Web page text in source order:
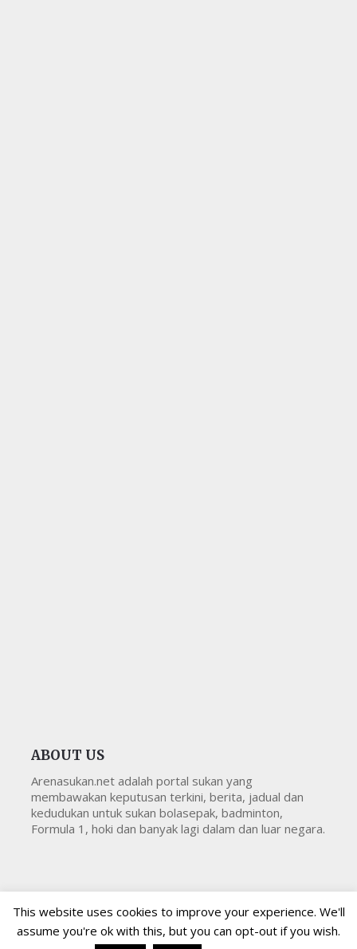
ABOUT US
Arenasukan.net adalah portal sukan yang
membawakan keputusan terkini, berita, jadual dan
kedudukan untuk sukan bolasepak, badminton,
Formula 1, hoki dan banyak lagi dalam dan luar negara.
Copyright © 2026ArenasukanAll Right ReservedArenasukan
This website uses cookies to improve your experience. We'll
assume you're ok with this, but you can opt-out if you wish.